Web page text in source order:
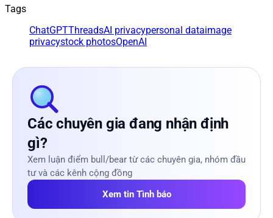
Tags
ChatGPTThreadsAI privacypersonal dataimage
privacystock photosOpenAI
Các chuyên gia đang nhận định
gì?
Xem luận điểm bull/bear từ các chuyên gia, nhóm đầu
tư và các kênh cộng đồng
Xem tin Tình báo